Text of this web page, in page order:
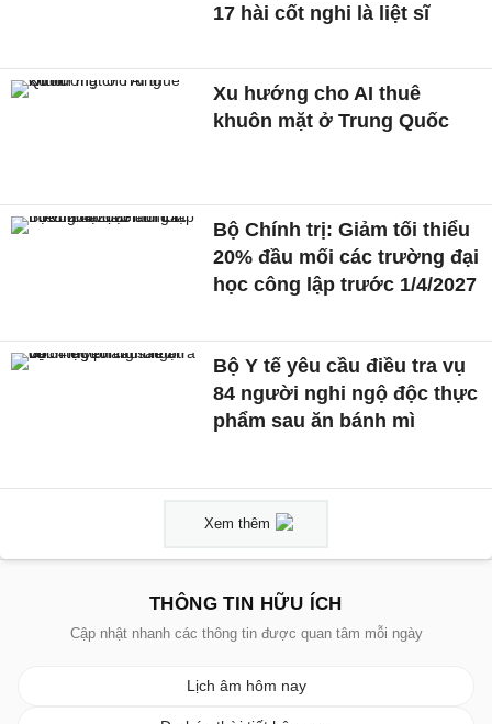
17 hài cốt nghi là liệt sĩ
Xu hướng cho AI thuê
khuôn mặt ở Trung Quốc
Bộ Chính trị: Giảm tối thiểu
20% đầu mối các trường đại
học công lập trước 1/4/2027
Bộ Y tế yêu cầu điều tra vụ
84 người nghi ngộ độc thực
phẩm sau ăn bánh mì
Xem thêm
THÔNG TIN HỮU ÍCH
Cập nhật nhanh các thông tin được quan tâm mỗi ngày
Lịch âm hôm nay